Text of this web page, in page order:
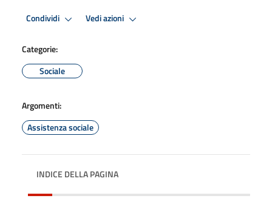
Condividi Vedi azioni
Categorie:
Sociale
Argomenti:
Assistenza sociale
INDICE DELLA PAGINA